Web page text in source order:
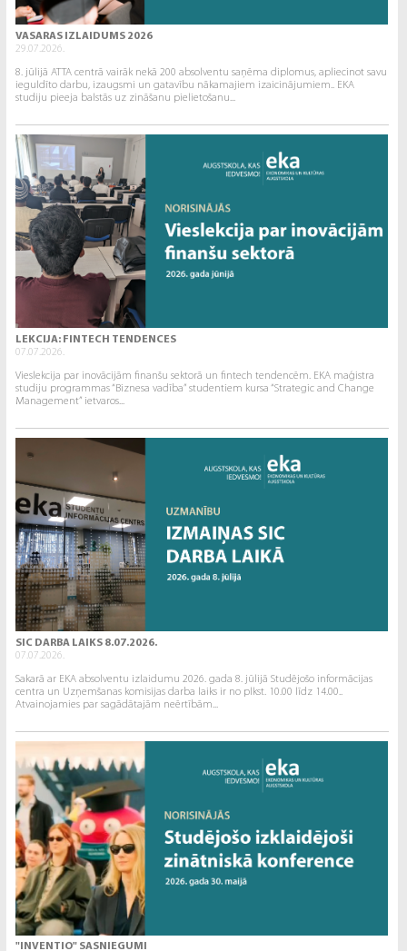
VASARAS IZLAIDUMS 2026
29.07.2026.
8. jūlijā ATTA centrā vairāk nekā 200 absolventu saņēma diplomus, apliecinot savu
ieguldīto darbu, izaugsmi un gatavību nākamajiem izaicinājumiem.. EKA
studiju pieeja balstās uz zināšanu pielietošanu...
LEKCIJA: FINTECH TENDENCES
07.07.2026.
Vieslekcija par inovācijām finanšu sektorā un fintech tendencēm. EKA maģistra
studiju programmas “Biznesa vadība” studentiem kursa “Strategic and Change
Management” ietvaros...
SIC DARBA LAIKS 8.07.2026.
07.07.2026.
Sakarā ar EKA absolventu izlaidumu 2026. gada 8. jūlijā Studējošo informācijas
centra un Uzņemšanas komisijas darba laiks ir no plkst. 10.00 līdz 14.00..
Atvainojamies par sagādātajām neērtībām...
"INVENTIO" SASNIEGUMI